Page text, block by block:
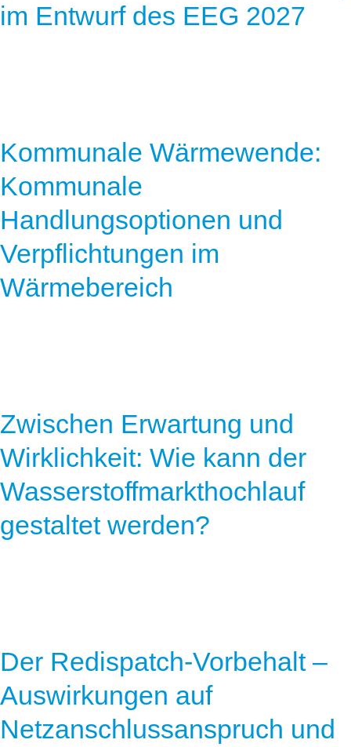
im Entwurf des EEG 2027
Kommunale Wärmewende:
Kommunale
Handlungsoptionen und
Verpflichtungen im
Wärmebereich
Zwischen Erwartung und
Wirklichkeit: Wie kann der
Wasserstoffmarkthochlauf
gestaltet werden?
Der Redispatch-Vorbehalt –
Auswirkungen auf
Netzanschlussanspruch und